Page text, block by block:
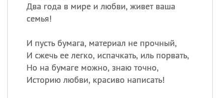
Два года в мире и любви, живет ваша
семья!
И пусть бумага, материал не прочный,
И сжечь ее легко, испачкать, иль порвать,
Но на бумаге можно, знаю точно,
Историю любви, красиво написать!
Сегодня празднуют именины
Александр,Макар